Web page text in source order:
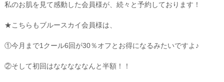
私のお肌を見て感動した会員様が、続々と予約しております！
★こちらもブルースカイ会員様は、
①今月まで1クール6回が30％オフとお得になるみたいですよ♪
②そして初回はなななななんと半額！！